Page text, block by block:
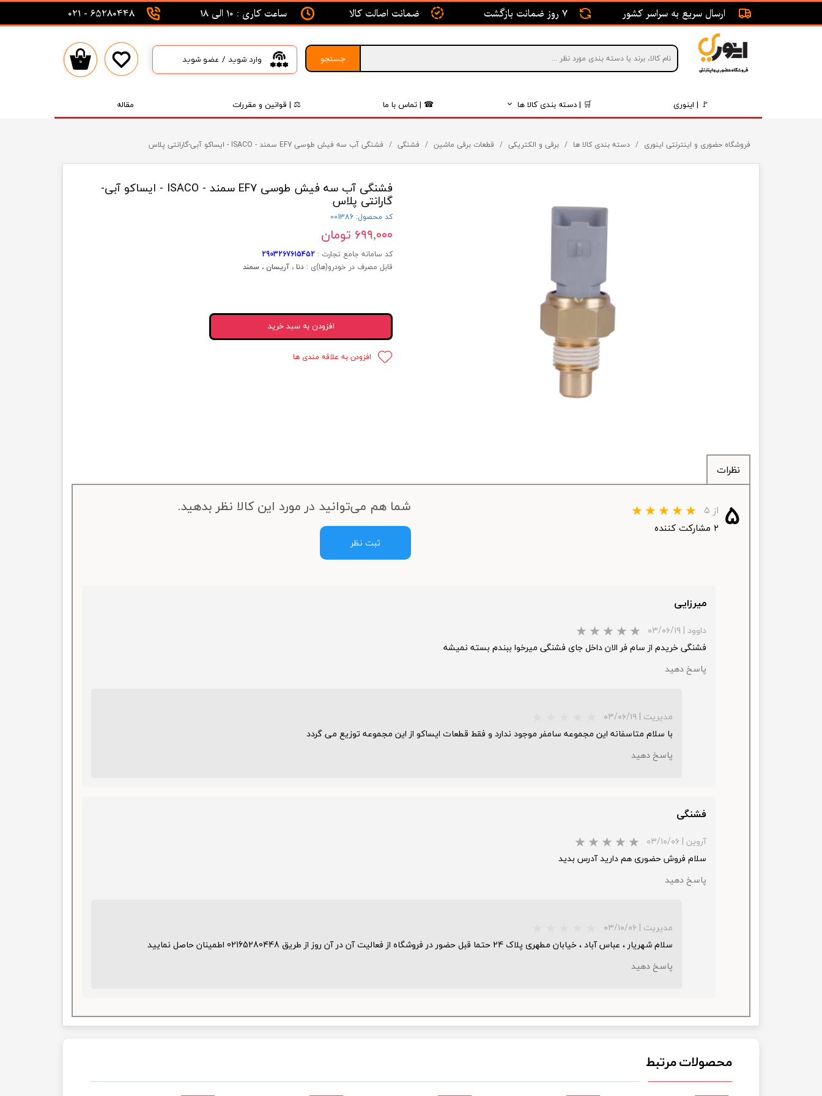
جستجو
🚩 | اینوری 🛒 | دسته بندی کالا ها
موتور و اگزوز
رینگ و لاستیک
انتقال قدرت
لوازم جانبی و اسپرت
بلبرینگ ماشین
کاسه نمد ماشین
☎ | تماس با ما ⚖ | قوانین و مقررات مقاله
ارسال سریع به سراسر کشور 7 روز ضمانت بازگشت ضمانت اصالت کالا ساعت کاری : 10 الی 18 65280448 - 021
۰ وارد شوید / عضو شوید
حساب کاربری من
تغییر گذر واژه
خروج از حساب کاربری
فروشگاه حضوری و اینترنتی اینوری دسته بندی کالا ها برقی و الکتریکی قطعات برقی ماشین فشنگی فشنگی آب سه فیش طوسی EF7 سمند - ISACO - ایساکو آبی-گارانتی پلاس
فشنگی آب سه فیش طوسی EF7 سمند - ISACO - ایساکو آبی-
گارانتی پلاس
کد محصول: 001386
۶۹۹,۰۰۰ تومان
کد سامانه جامع تجارت : 2903267615452
قابل مصرف در خودرو(ها)ی : دنا ، آریسان ، سمند
افزودن به سبد خرید
افزودن به علاقه مندی ها
نظرات
۵ از ۵
۲ مشارکت کننده
شما هم می‌توانید در مورد این کالا نظر بدهید.
ثبت نظر
میرزایی
داوود | ۰۳/۰۶/۱۹
فشنگی خریدم از سام فر الان داخل جای فشنگی میرخوا ببندم بسته نمیشه
پاسخ دهید
مدیریت | ۰۳/۰۶/۱۹
با سلام متاسفانه این مجموعه سامفر موجود ندارد و فقط قطعات ایساکو از این مجموعه توزیع می گردد
پاسخ دهید
فشنگی
آروین | ۰۳/۱۰/۰۶
سلام فروش حضوری هم دارید آدرس بدید
پاسخ دهید
مدیریت | ۰۳/۱۰/۰۶
سلام شهریار ، عباس آباد ، خیابان مطهری پلاک 24 حتما قبل حضور در فروشگاه از فعالیت آن در آن روز از طریق 02165280448 اطمینان حاصل نمایید
پاسخ دهید
محصولات مرتبط